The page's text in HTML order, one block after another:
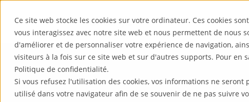
Ce site web stocke les cookies sur votre ordinateur. Ces cookies
vous interagissez avec notre site web et nous permettent de nous
d'améliorer et de personnaliser votre expérience de navigation,
visiteurs à la fois sur ce site web et sur d'autres supports. Pour en
Politique de confidentialité.
Si vous refusez l'utilisation des cookies, vos informations ne
utilisé dans votre navigateur afin de se souvenir de ne pas suivre
Focus sur une tendance